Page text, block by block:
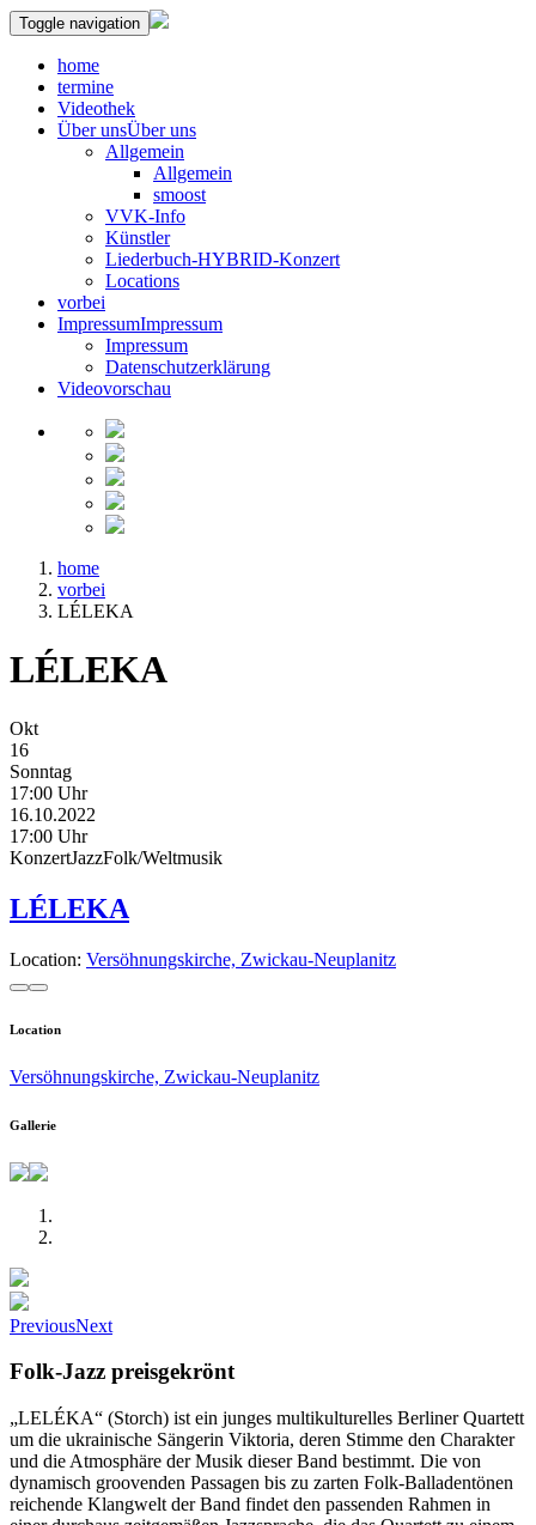
Toggle navigation
home
termine
Videothek
Über unsÜber uns
Allgemein
Allgemein
smoost
VVK-Info
Künstler
Liederbuch-HYBRID-Konzert
Locations
vorbei
ImpressumImpressum
Impressum
Datenschutzerklärung
Videovorschau
home
vorbei
LÉLEKA
LÉLEKA
Okt
16
Sonntag
17:00 Uhr
16.10.2022
17:00 Uhr
KonzertJazzFolk/Weltmusik
LÉLEKA
Location: Versöhnungskirche, Zwickau-Neuplanitz
Location
Versöhnungskirche, Zwickau-Neuplanitz
Gallerie
PreviousNext
Folk-Jazz preisgekrönt
„LELÉKA“ (Storch) ist ein junges multikulturelles Berliner Quartett
um die ukrainische Sängerin Viktoria, deren Stimme den Charakter
und die Atmosphäre der Musik dieser Band bestimmt. Die von
dynamisch groovenden Passagen bis zu zarten Folk-Balladentönen
reichende Klangwelt der Band findet den passenden Rahmen in